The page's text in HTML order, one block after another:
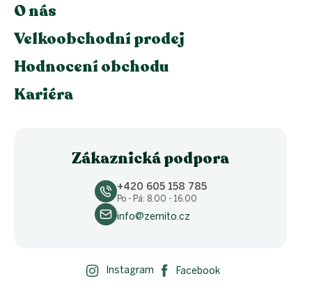
O nás
Velkoobchodní prodej
Hodnocení obchodu
Kariéra
Zákaznická podpora
+420 605 158 785
Po - Pá: 8.00 - 16.00
info@zemito.cz
Instagram Facebook